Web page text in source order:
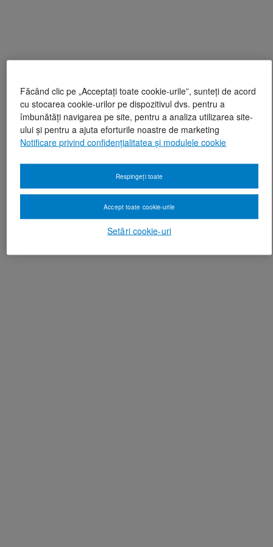
Făcând clic pe „Acceptați toate cookie-urile”, sunteți de acord
cu stocarea cookie-urilor pe dispozitivul dvs. pentru a
îmbunătăți navigarea pe site, pentru a analiza utilizarea site-
ului și pentru a ajuta eforturile noastre de marketing
Notificare privind confidențialitatea și modulele cookie
Setări cookie-uri
Respingeți toate
Accept toate cookie-urile